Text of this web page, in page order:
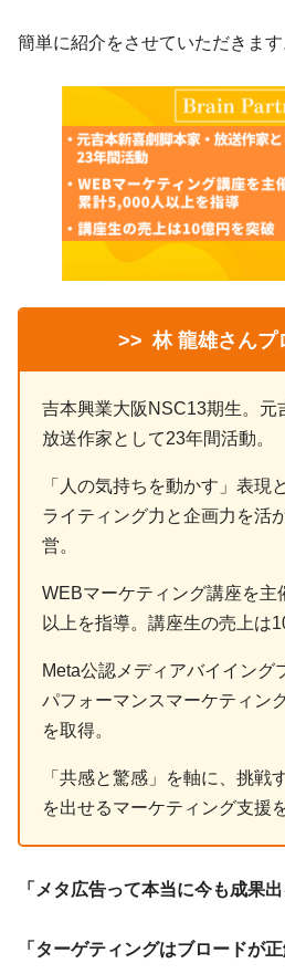
簡単に紹介をさせていただきます
>> 林 龍雄さんプ
吉本興業大阪NSC13期生。元
放送作家として23年間活動。
「人の気持ちを動かす」表現
ライティング力と企画力を活
営。
WEBマーケティング講座を主
以上を指導。講座生の売上は
Meta公認メディアバイイング
パフォーマンスマーケティン
を取得。
「共感と驚感」を軸に、挑戦
を出せるマーケティング支援
「メタ広告って本当に今も成果出
「ターゲティングはブロードが